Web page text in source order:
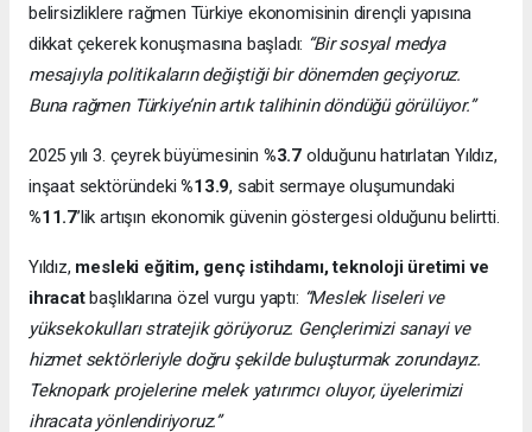
belirsizliklere rağmen Türkiye ekonomisinin dirençli yapısına
dikkat çekerek konuşmasına başladı: “Bir sosyal medya
mesajıyla politikaların değiştiği bir dönemden geçiyoruz.
Buna rağmen Türkiye’nin artık talihinin döndüğü görülüyor.”
2025 yılı 3. çeyrek büyümesinin %3.7 olduğunu hatırlatan Yıldız,
inşaat sektöründeki%13.9, sabit sermaye oluşumundaki
%11.7’lik artışın ekonomik güvenin göstergesi olduğunu belirtti.
Yıldız, mesleki eğitim, genç istihdamı, teknoloji üretimi ve
ihracatbaşlıklarına özel vurgu yaptı: “Meslek liseleri ve
yüksekokulları stratejik görüyoruz. Gençlerimizi sanayi ve
hizmet sektörleriyle doğru şekilde buluşturmak zorundayız.
Teknopark projelerine melek yatırımcı oluyor, üyelerimizi
ihracata yönlendiriyoruz.”